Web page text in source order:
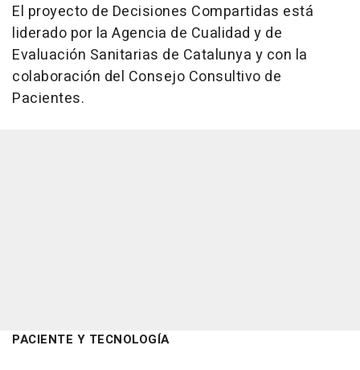
El proyecto de Decisiones Compartidas está
liderado por la Agencia de Cualidad y de
Evaluación Sanitarias de Catalunya y con la
colaboración del Consejo Consultivo de
Pacientes.
PACIENTE Y TECNOLOGÍA